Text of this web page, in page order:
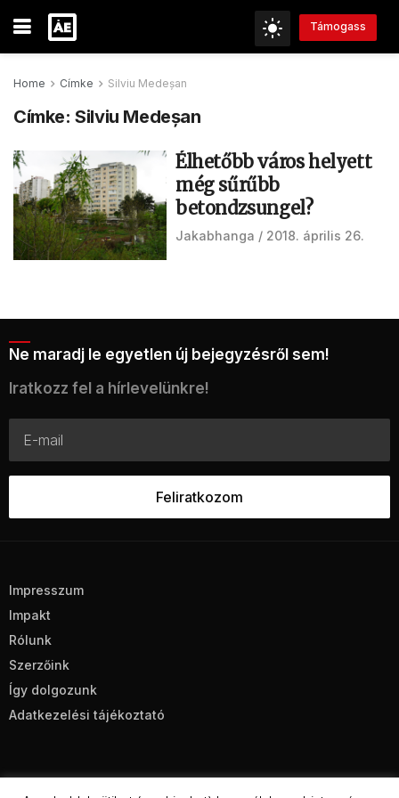
Támogass
Home Címke Silviu Medeșan
Címke:Silviu Medeșan
Élhetőbb város helyett
még sűrűbb
betondzsungel?
Jakabhanga 2018. április 26.
Ne maradj le egyetlen új bejegyzésről sem!
Iratkozz fel a hírlevelünkre!
Impresszum
Impakt
Rólunk
Szerzőink
Így dolgozunk
Adatkezelési tájékoztató